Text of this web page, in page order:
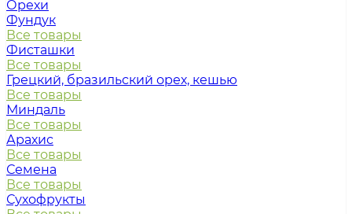
Орехи
Фундук
Все товары
Фисташки
Все товары
Грецкий, бразильский орех, кешью
Все товары
Миндаль
Все товары
Арахис
Все товары
Семена
Все товары
Сухофрукты